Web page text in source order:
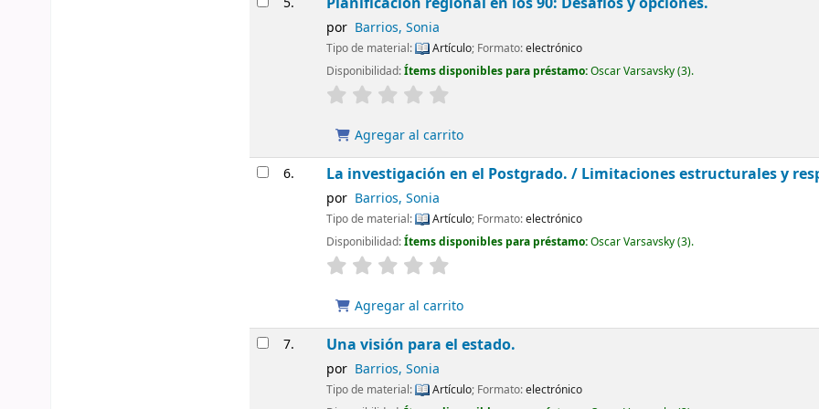
por Barrios, Sonia
Tipo de material: Artículo; Formato:electrónico
Disponibilidad:Ítems disponibles para préstamo:Oscar Varsavsky(3).
Agregar al carrito
6. La investigación en el Postgrado. / Limitaciones estructurales y
por Barrios, Sonia
Tipo de material: Artículo; Formato:electrónico
Disponibilidad:Ítems disponibles para préstamo:Oscar Varsavsky(3).
Agregar al carrito
7. Una visión para el estado.
por Barrios, Sonia
Tipo de material: Artículo; Formato:electrónico